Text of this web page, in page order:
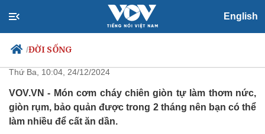
English
/ĐỜI SỐNG
Chính trị
Đảng
Xã hội
Cách tự làm cơm cháy chiên
giòn thơm nức, giòn rụm
Thứ Ba, 10:04, 24/12/2024
VOV.VN - Món cơm cháy chiên giòn tự làm thơm nức,
giòn rụm, bảo quản được trong 2 tháng nên bạn có thể
làm nhiều để cất ăn dần.